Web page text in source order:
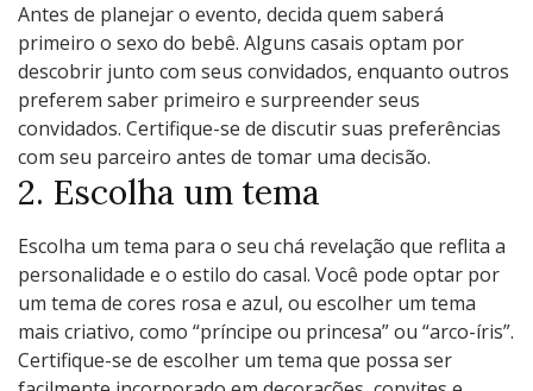
Antes de planejar o evento, decida quem saberá
primeiro o sexo do bebê. Alguns casais optam por
descobrir junto com seus convidados, enquanto outros
preferem saber primeiro e surpreender seus
convidados. Certifique-se de discutir suas preferências
com seu parceiro antes de tomar uma decisão.
2. Escolha um tema
Escolha um tema para o seu chá revelação que reflita a
personalidade e o estilo do casal. Você pode optar por
um tema de cores rosa e azul, ou escolher um tema
mais criativo, como “príncipe ou princesa” ou “arco-íris”.
Certifique-se de escolher um tema que possa ser